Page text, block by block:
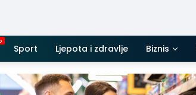
Sport Ljepota i zdravlje Biznis